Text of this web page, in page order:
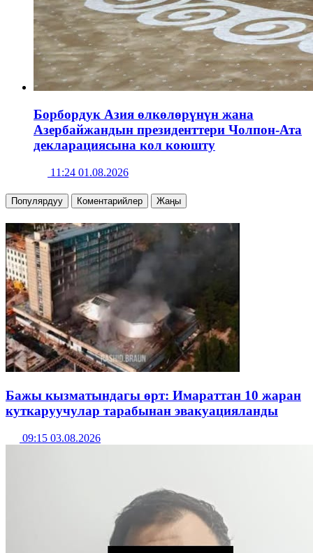
Борбордук Азия өлкөлөрүнүн жана
Азербайжандын президенттери Чолпон-Ата
декларациясына кол коюшту
11:24 01.08.2026
Популярдуу Коментарийлер Жаңы
Бажы кызматындагы өрт: Имараттан 10 жаран
куткаруучулар тарабынан эвакуацияланды
09:15 03.08.2026